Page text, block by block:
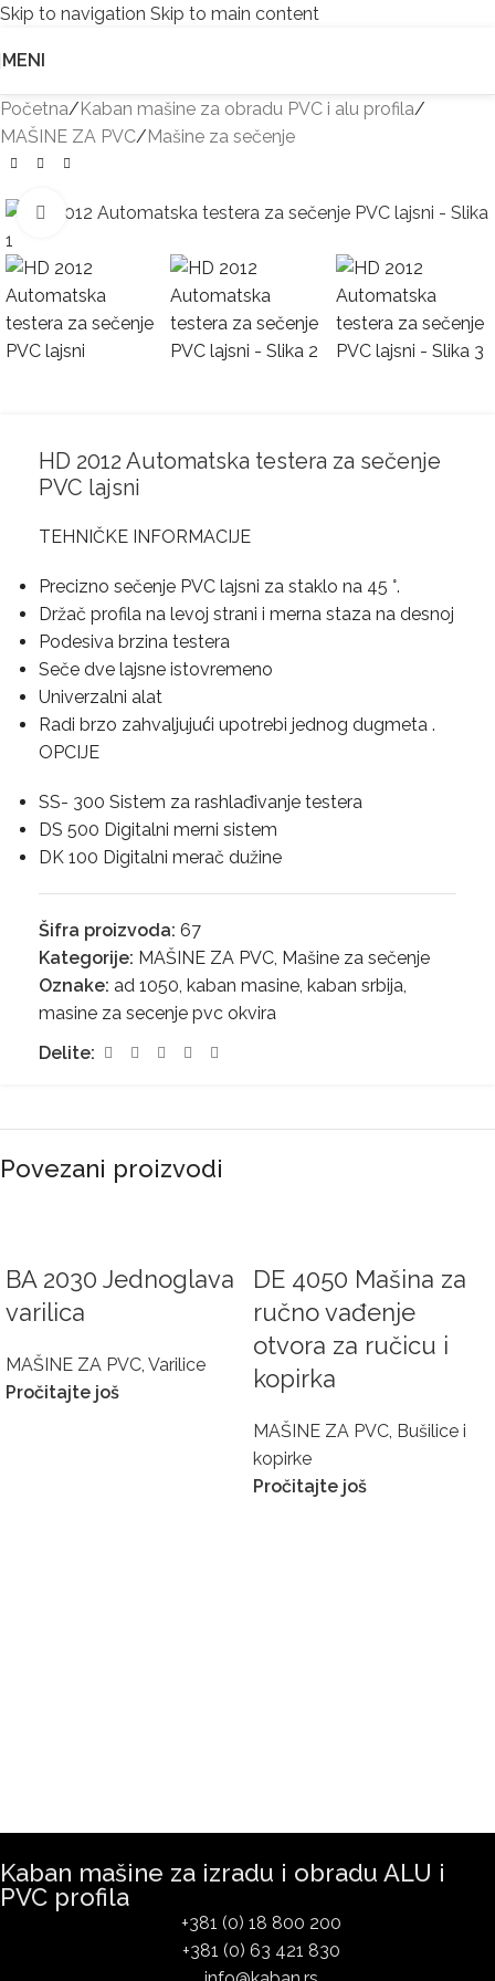
Skip to navigation Skip to main content
MENI
Početna/Kaban mašine za obradu PVC i alu profila/
MAŠINE ZA PVC/Mašine za sečenje
Kliknite za uvećanje
HD 2012 Automatska testera za sečenje
PVC lajsni
TEHNIČKE INFORMACIJE
Precizno sečenje PVC lajsni za staklo na 45 °.
Držač profila na levoj strani i merna staza na desnoj
Podesiva brzina testera
Seče dve lajsne istovremeno
Univerzalni alat
Radi brzo zahvaljujući upotrebi jednog dugmeta .
OPCIJE
SS- 300 Sistem za rashlađivanje testera
DS 500 Digitalni merni sistem
DK 100 Digitalni merač dužine
Šifra proizvoda: 67
Kategorije: MAŠINE ZA PVC, Mašine za sečenje
Oznake: ad 1050, kaban masine, kaban srbija,
masine za secenje pvc okvira
Delite:
Povezani proizvodi
BA 2030 Jednoglava
varilica
MAŠINE ZA PVC, Varilice
Pročitajte još
DE 4050 Mašina za
ručno vađenje
otvora za ručicu i
kopirka
MAŠINE ZA PVC, Bušilice i
kopirke
Pročitajte još
Kaban mašine za izradu i obradu ALU i
PVC profila
+381 (0) 18 800 200
+381 (0) 63 421 830